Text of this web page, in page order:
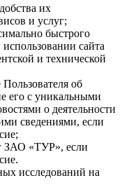
их
и услуг;
быстрого
сайта
и технической
об
его с уникальными
о деятельности
сведениями, если
ЗАО «ТУР», если
исследований на